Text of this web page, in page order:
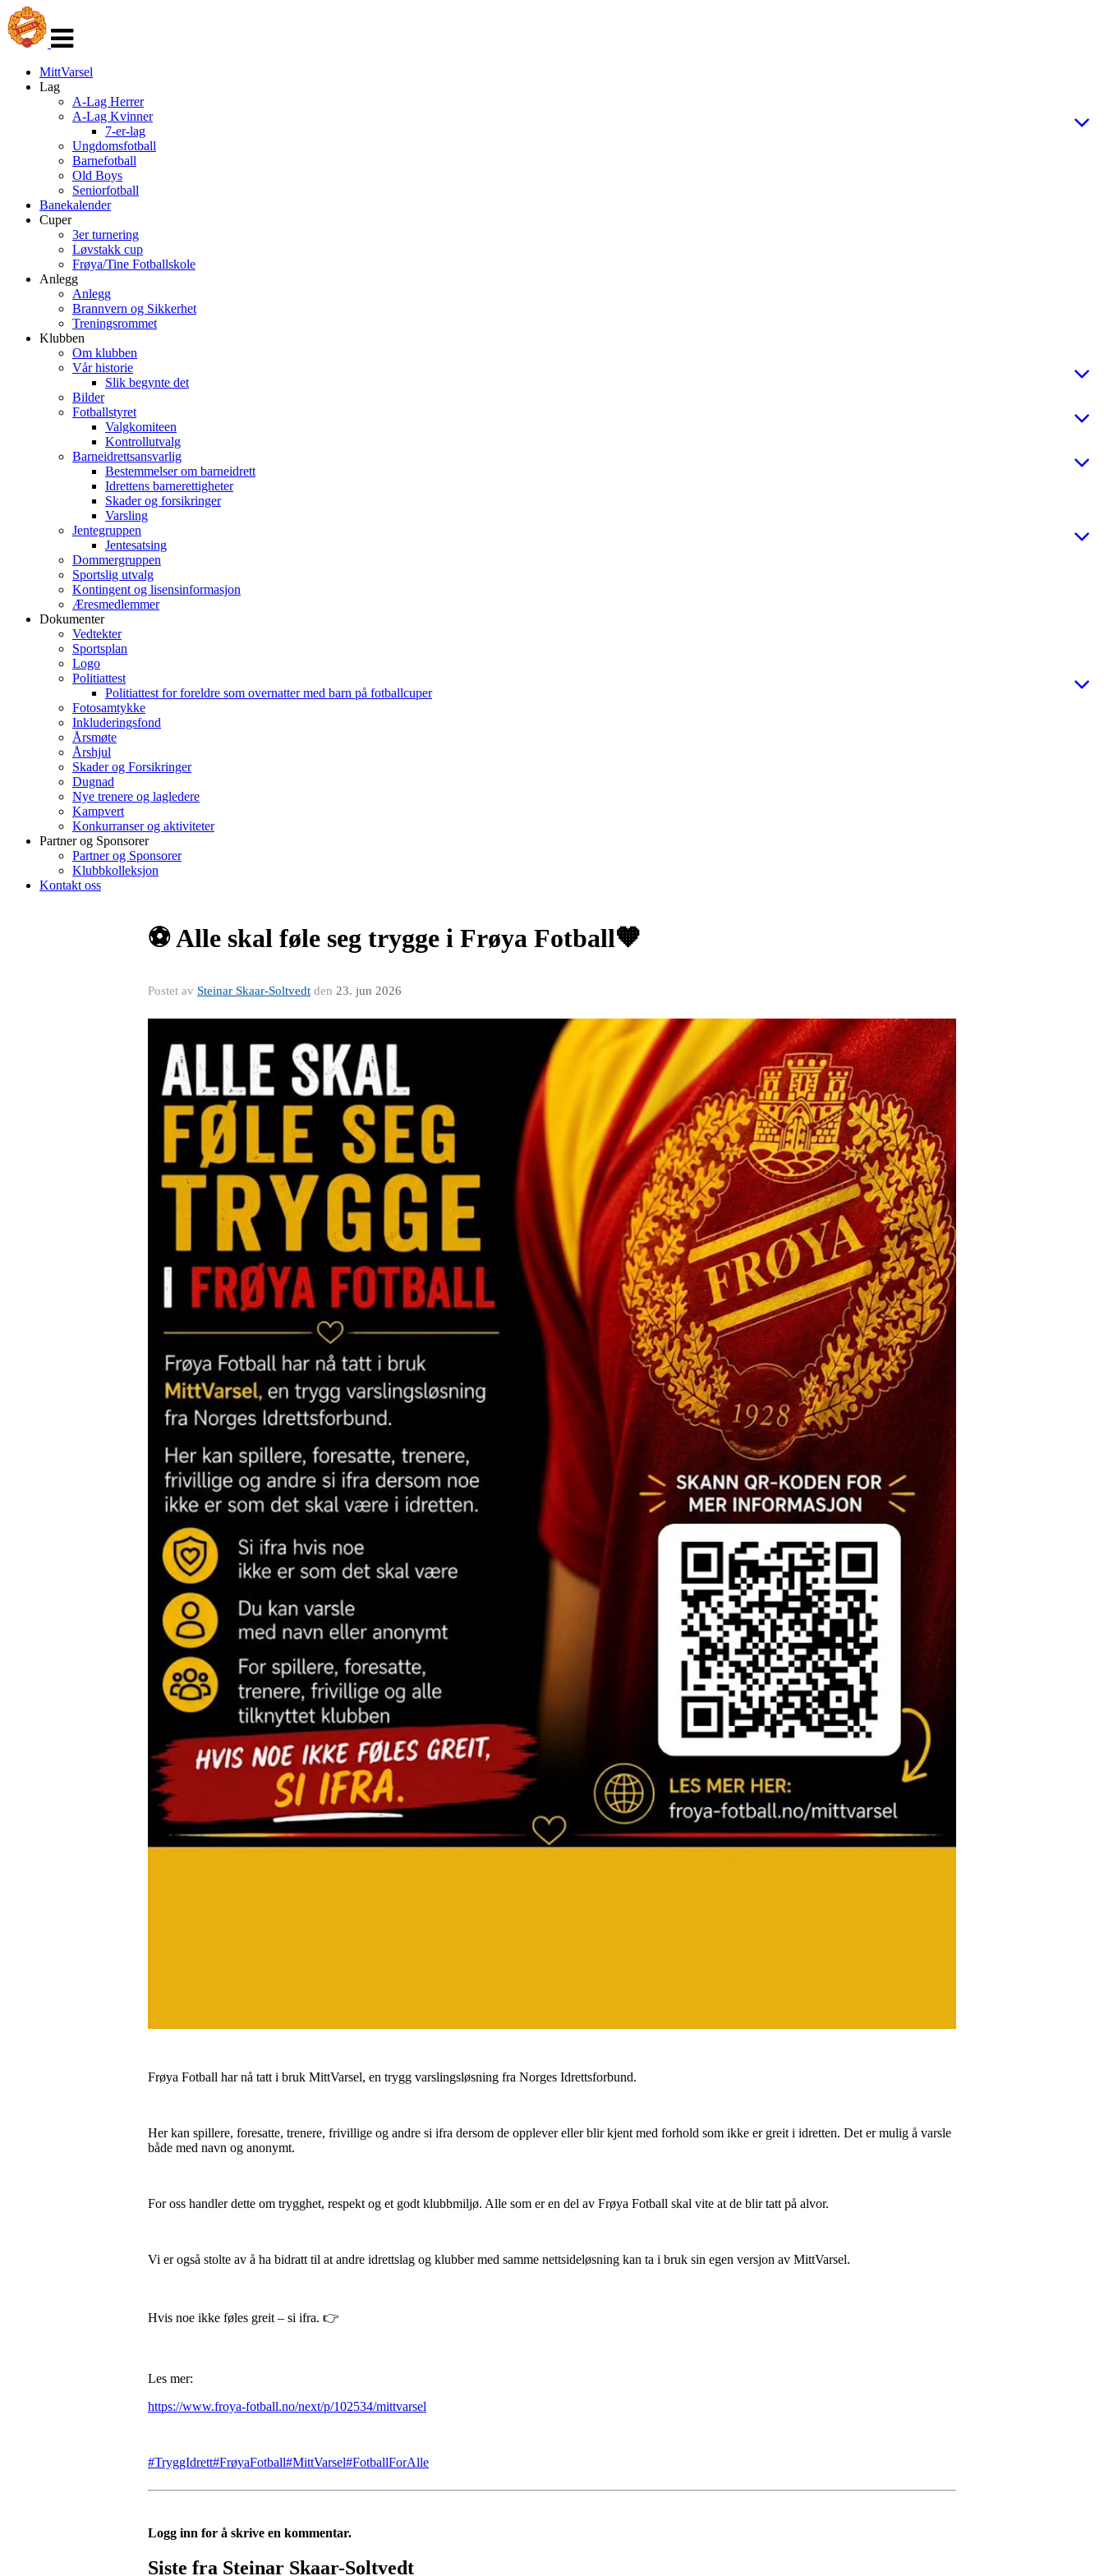
navigasjon
MittVarsel
Lag
A-Lag Herrer
A-Lag Kvinner
7-er-lag
Ungdomsfotball
Barnefotball
Old Boys
Seniorfotball
Banekalender
Cuper
3er turnering
Løvstakk cup
Frøya/Tine Fotballskole
Anlegg
Anlegg
Brannvern og Sikkerhet
Treningsrommet
Klubben
Om klubben
Vår historie
Slik begynte det
Bilder
Fotballstyret
Valgkomiteen
Kontrollutvalg
Barneidrettsansvarlig
Bestemmelser om barneidrett
Idrettens barnerettigheter
Skader og forsikringer
Varsling
Jentegruppen
Jentesatsing
Dommergruppen
Sportslig utvalg
Kontingent og lisensinformasjon
Æresmedlemmer
Dokumenter
Vedtekter
Sportsplan
Logo
Politiattest
Politiattest for foreldre som overnatter med barn på fotballcuper
Fotosamtykke
Inkluderingsfond
Årsmøte
Årshjul
Skader og Forsikringer
Dugnad
Nye trenere og lagledere
Kampvert
Konkurranser og aktiviteter
Partner og Sponsorer
Partner og Sponsorer
Klubbkolleksjon
Kontakt oss
⚽️ Alle skal føle seg trygge i Frøya Fotball🧡
Postet av Steinar Skaar-Soltvedt den 23. jun 2026
Frøya Fotball har nå tatt i bruk MittVarsel, en trygg varslingsløsning fra Norges Idrettsforbund.
Her kan spillere, foresatte, trenere, frivillige og andre si ifra dersom de opplever eller blir kjent med forhold som ikke er greit i idretten. Det er mulig å varsle
både med navn og anonymt.
For oss handler dette om trygghet, respekt og et godt klubbmiljø. Alle som er en del av Frøya Fotball skal vite at de blir tatt på alvor.
Vi er også stolte av å ha bidratt til at andre idrettslag og klubber med samme nettsideløsning kan ta i bruk sin egen versjon av MittVarsel.
Hvis noe ikke føles greit – si ifra. 👉
Les mer:
https://www.froya-fotball.no/next/p/102534/mittvarsel
#TryggIdrett#FrøyaFotball#MittVarsel#FotballForAlle
Logg inn for å skrive en kommentar.
Siste fra Steinar Skaar-Soltvedt